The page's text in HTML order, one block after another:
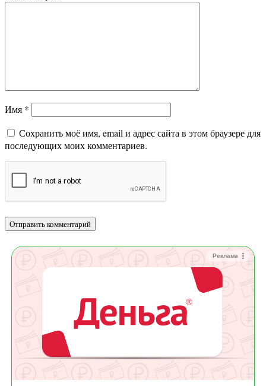
Имя *
Сохранить моё имя, email и адрес сайта в этом браузере для
последующих моих комментариев.
Реклама